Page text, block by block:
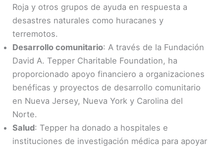
Roja y otros grupos de ayuda en respuesta a
desastres naturales como huracanes y
terremotos.
Desarrollo comunitario: A través de la Fundación
David A. Tepper Charitable Foundation, ha
proporcionado apoyo financiero a organizaciones
benéficas y proyectos de desarrollo comunitario
en Nueva Jersey, Nueva York y Carolina del
Norte.
Salud: Tepper ha donado a hospitales e
instituciones de investigación médica para apoyar